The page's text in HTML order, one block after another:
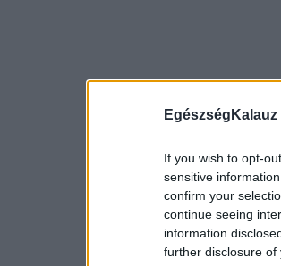
EgészségKalauz
If you wish to opt-
sensitive
confirm your
continue seeing
information
further disclosure of